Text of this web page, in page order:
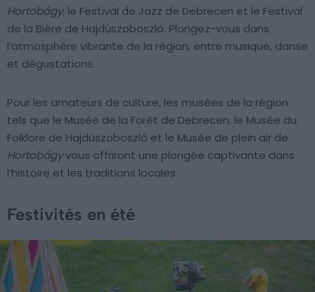
Hortobágy, le Festival de Jazz de Debrecen et le Festival
de la Bière de Hajdúszoboszló. Plongez-vous dans
l’atmosphère vibrante de la région, entre musique, danse
et dégustations.
Pour les amateurs de culture, les musées de la région
tels que le Musée de la Forêt de Debrecen, le Musée du
Folklore de Hajdúszoboszló et le Musée de plein air de
Hortobágyvous offriront une plongée captivante dans
l’histoire et les traditions locales.
Festivités en été